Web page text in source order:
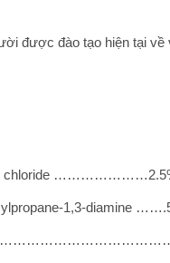
được đào tạo hiện tại
chloride
1,3-diamine